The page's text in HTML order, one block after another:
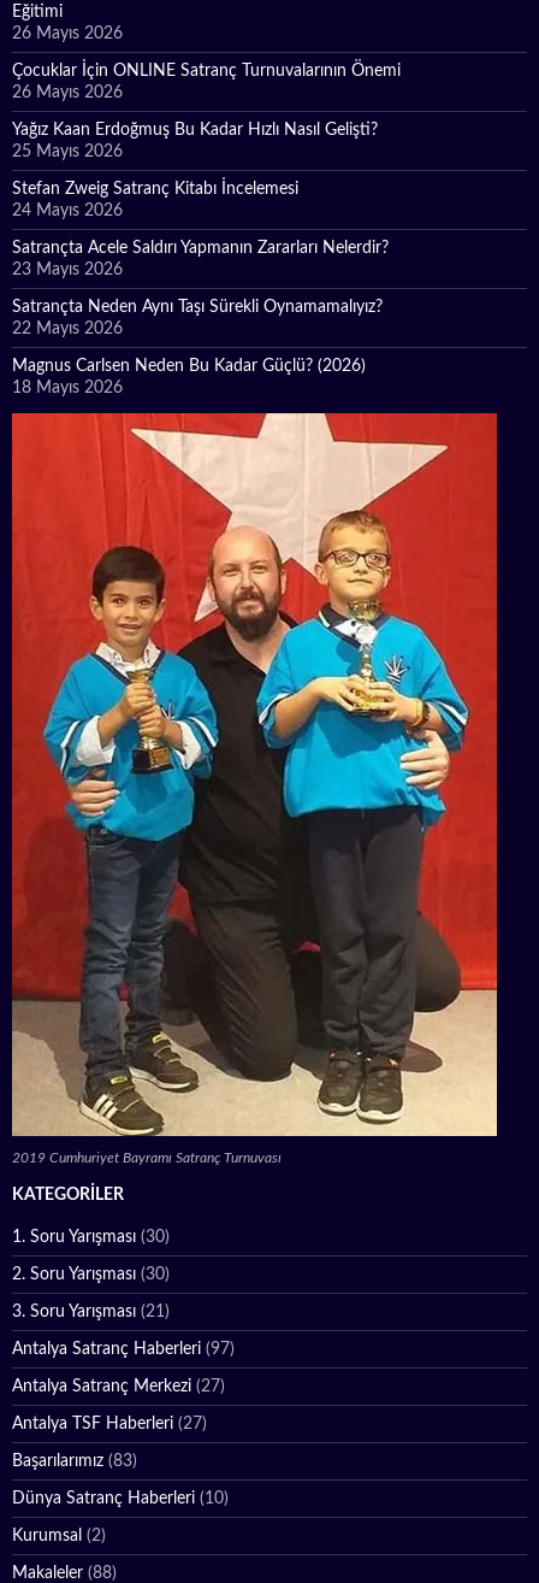
Eğitimi
26 Mayıs 2026
Çocuklar İçin ONLINE Satranç Turnuvalarının Önemi
26 Mayıs 2026
Yağız Kaan Erdoğmuş Bu Kadar Hızlı Nasıl Gelişti?
25 Mayıs 2026
Stefan Zweig Satranç Kitabı İncelemesi
24 Mayıs 2026
Satrançta Acele Saldırı Yapmanın Zararları Nelerdir?
23 Mayıs 2026
Satrançta Neden Aynı Taşı Sürekli Oynamamalıyız?
22 Mayıs 2026
Magnus Carlsen Neden Bu Kadar Güçlü? (2026)
18 Mayıs 2026
2019 Cumhuriyet Bayramı Satranç Turnuvası
KATEGORILER
1. Soru Yarışması (30)
2. Soru Yarışması (30)
3. Soru Yarışması (21)
Antalya Satranç Haberleri (97)
Antalya Satranç Merkezi (27)
Antalya TSF Haberleri (27)
Başarılarımız (83)
Dünya Satranç Haberleri (10)
Kurumsal (2)
Makaleler (88)